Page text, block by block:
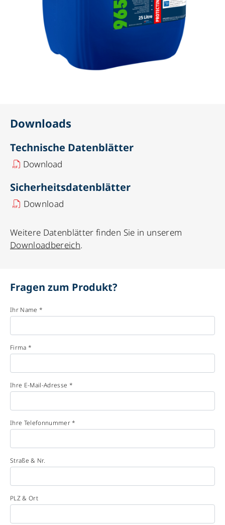
Downloads
Technische Datenblätter
Download
Sicherheitsdatenblätter
Download
Weitere Datenblätter finden Sie in unserem
Downloadbereich.
Fragen zum Produkt?
Ihr Name *
Firma *
Ihre E-Mail-Adresse *
Ihre Telefonnummer *
Straße & Nr.
PLZ & Ort